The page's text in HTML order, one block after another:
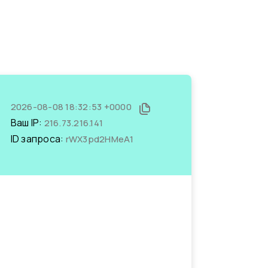
2026-08-08 18:32:53 +0000
Ваш IP: 216.73.216.141
ID запроса: rWX3pd2HMeA1